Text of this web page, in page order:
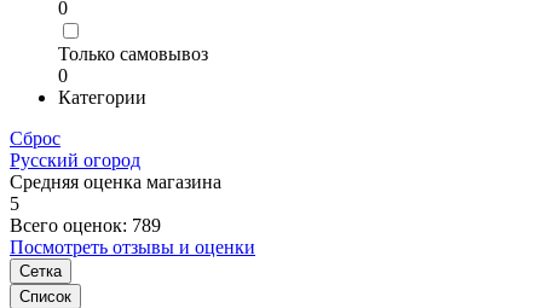
0
Только самовывоз
0
Категории
Сброс
Русский огород
Средняя оценка магазина
5
Всего оценок: 789
Посмотреть отзывы и оценки
Сетка
Список